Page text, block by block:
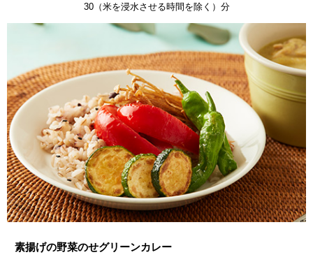
30（米を浸水させる時間を除く）分
素揚げの野菜のせグリーンカレー